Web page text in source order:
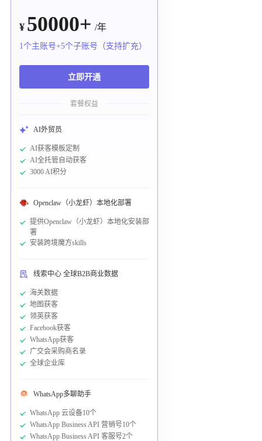
¥ 50000+ /年
1个主账号+5个子账号（支持扩充）
立即开通
套餐权益
AI外贸员
AI获客模板定制
AI全托管自动获客
3000 AI积分
Openclaw（小龙虾）本地化部署
提供Openclaw（小龙虾）本地化安装部
署
安装跨境魔方skills
线索中心 全球B2B商业数据
海关数据
地图获客
领英获客
Facebook获客
WhatsApp获客
广交会采购商名录
全球企业库
WhatsApp多聊助手
WhatsApp 云设备10个
WhatsApp Business API 营销号10个
WhatsApp Business API 客服号2个